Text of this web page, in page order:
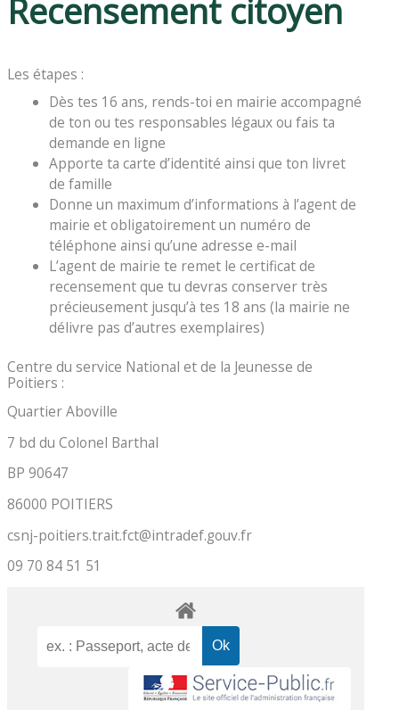
Recensement citoyen
Les étapes :
Dès tes 16 ans, rends-toi en mairie accompagné
de ton ou tes responsables légaux ou fais ta
demande en ligne
Apporte ta carte d’identité ainsi que ton livret
de famille
Donne un maximum d’informations à l’agent de
mairie et obligatoirement un numéro de
téléphone ainsi qu’une adresse e-mail
L’agent de mairie te remet le certificat de
recensement que tu devras conserver très
précieusement jusqu’à tes 18 ans (la mairie ne
délivre pas d’autres exemplaires)
Centre du service National et de la Jeunesse de
Poitiers :
Quartier Aboville
7 bd du Colonel Barthal
BP 90647
86000 POITIERS
csnj-poitiers.trait.fct@intradef.gouv.fr
09 70 84 51 51